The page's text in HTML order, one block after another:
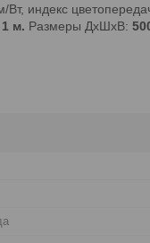
индекс
м. Размеры ДхШхВ: